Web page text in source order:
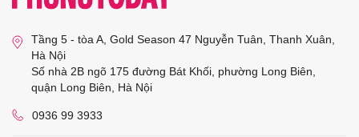
Tầng 5 - tòa A, Gold Season 47 Nguyễn Tuân, Thanh Xuân,
Hà Nội
Số nhà 2B ngõ 175 đường Bát Khối, phường Long Biên,
quận Long Biên, Hà Nội
0936 99 3933